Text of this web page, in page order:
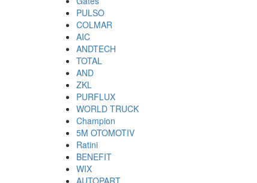
PULSO
COLMAR
AIC
ANDTECH
TOTAL
AND
ZKL
PURFLUX
WORLD TRUCK
Champion
5M OTOMOTIV
Ratini
BENEFIT
WIX
AUTOPART